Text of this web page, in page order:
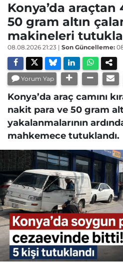
Konya’da araçtan
50 gram altın
makineleri
08.08.2026 21:23 | Son Güncelleme:
Yorum Yap
Konya’da araç camını
nakit para ve 50 gram
yakalanmalarının
mahkemece tutuklandı.